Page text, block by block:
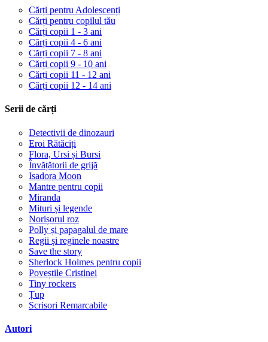
Cărți pentru Adolescenți
Cărți pentru copilul tău
Cărți copii 1 - 3 ani
Cărți copii 4 - 6 ani
Cărți copii 7 - 8 ani
Cărți copii 9 - 10 ani
Cărți copii 11 - 12 ani
Cărți copii 12 - 14 ani
Serii de cărți
Detectivii de dinozauri
Eroi Rătăciți
Flora, Ursi și Bursi
Învățătorii de grijă
Isadora Moon
Mantre pentru copii
Miranda
Mituri și legende
Norișorul roz
Polly și papagalul de mare
Regii și reginele noastre
Save the story
Sherlock Holmes pentru copii
Poveștile Cristinei
Tiny rockers
Țup
Scrisori Remarcabile
Autori